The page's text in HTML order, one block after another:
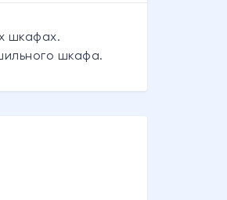
шкафах.
шкафа.